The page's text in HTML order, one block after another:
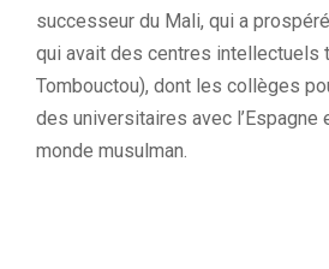
successeur du Mali, qui a
qui avait des centres intellectuels
Tombouctou), dont les collèges
des universitaires avec l’Espagne
monde musulman.